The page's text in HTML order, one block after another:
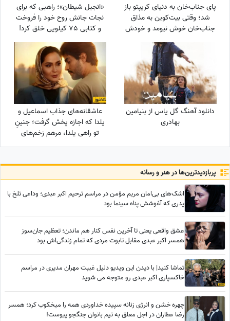
پای جناب‌خان به دنیای کریپتو باز
شد؛ وقتی بیت‌کوین به مذاق
جناب‌خان خوش نیومد و خودش
دست‌ به‌ کار شد😆+ویدیو
«انجیل شیطان»؛ راهبی که برای
نجات جانش روح خود را فروخت
و کتابی 75 کیلویی خلق کرد!
دانلود آهنگ گل یاس از بنیامین
بهادری
عاشقانه‌های جذاب اسماعیل و
یلدا که اجازه پخش گرفت؛ جنینِ
تو راهی یلدا، مرهم زخم‌های
سینا مهراد شد!
پربازدید‌ترین‌ها در هنر و رسانه
اشک‌های بی‌امان مریم مؤمن در مراسم ترحیم اکبر عبدی؛ وداعی تلخ با
پدری که آغوشش پناه سینما بود
عشق واقعی یعنی تا آخرین نفس کنار هم ماندن؛ تعظیم جان‌سوز
همسر اکبر عبدی مقابل تابوت مردی که تمام زندگی‌اش بود
تماشا کنید| با دیدن این ویدیو دلیل غیبت مهران مدیری در مراسم
خاکسپاری اکبر عبدی رو متوجه می شوید
چهره خشن و انرژی زنانه سپیده خداوردی همه را میخکوب کرد؛ همسر
رضا عطاران در اجل معلق به تیم بانوان جنگجو پیوست!